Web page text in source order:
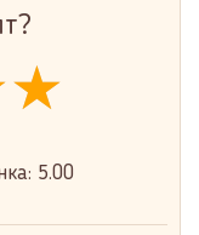
5.00